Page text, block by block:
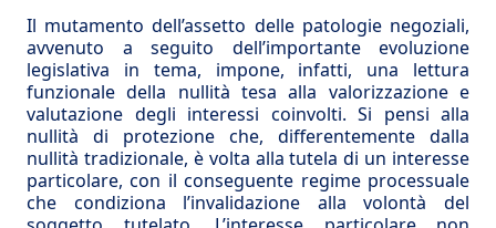
Il mutamento dell’assetto delle patologie negoziali,
avvenuto a seguito dell’importante evoluzione
legislativa in tema, impone, infatti, una lettura
funzionale della nullità tesa alla valorizzazione e
valutazione degli interessi coinvolti. Si pensi alla
nullità di protezione che, differentemente dalla
nullità tradizionale, è volta alla tutela di un interesse
particolare, con il conseguente regime processuale
che condiziona l’invalidazione alla volontà del